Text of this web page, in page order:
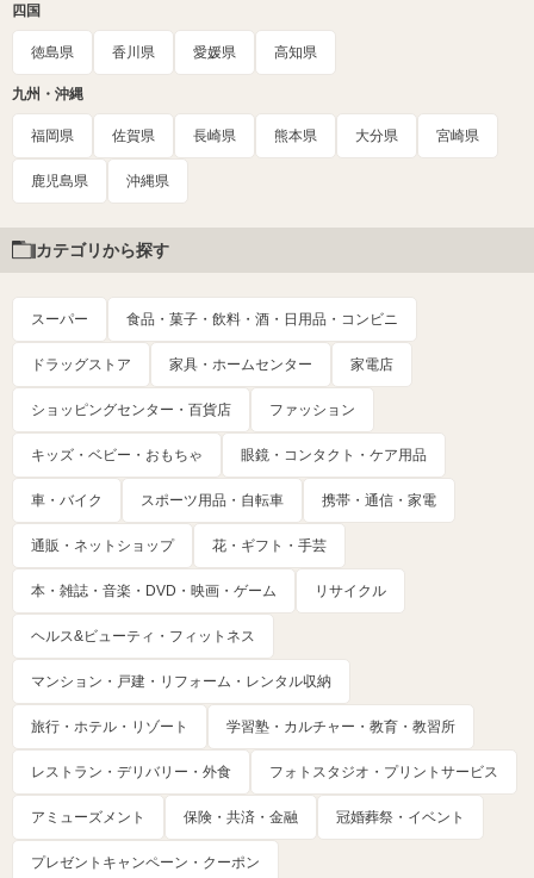
四国
徳島県 香川県 愛媛県 高知県
九州・沖縄
福岡県 佐賀県 長崎県 熊本県 大分県 宮崎県
鹿児島県 沖縄県
カテゴリから探す
スーパー 食品・菓子・飲料・酒・日用品・コンビニ
ドラッグストア 家具・ホームセンター 家電店
ショッピングセンター・百貨店 ファッション
キッズ・ベビー・おもちゃ 眼鏡・コンタクト・ケア用品
車・バイク スポーツ用品・自転車 携帯・通信・家電
通販・ネットショップ 花・ギフト・手芸
本・雑誌・音楽・DVD・映画・ゲーム リサイクル
ヘルス&ビューティ・フィットネス
マンション・戸建・リフォーム・レンタル収納
旅行・ホテル・リゾート 学習塾・カルチャー・教育・教習所
レストラン・デリバリー・外食 フォトスタジオ・プリントサービス
アミューズメント 保険・共済・金融 冠婚葬祭・イベント
プレゼントキャンペーン・クーポン